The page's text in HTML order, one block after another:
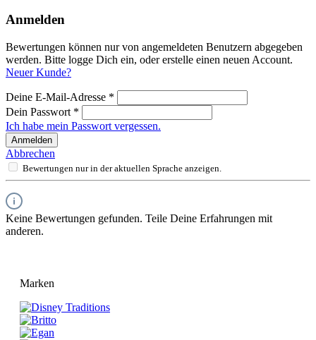
Anmelden
Bewertungen können nur von angemeldeten Benutzern abgegeben
werden. Bitte logge Dich ein, oder erstelle einen neuen Account.
Neuer Kunde?
Deine E-Mail-Adresse *
Dein Passwort *
Ich habe mein Passwort vergessen.
Anmelden
Abbrechen
Bewertungen nur in der aktuellen Sprache anzeigen.
Keine Bewertungen gefunden. Teile Deine Erfahrungen mit
anderen.
Marken